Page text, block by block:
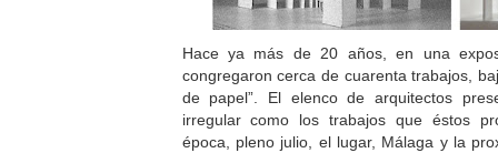
Hace ya más de 20 años, en una
congregaron cerca de cuarenta trabajos,
de papel”. El elenco de arquitectos
irregular como los trabajos que éstos
época, pleno julio, el lugar, Málaga y la